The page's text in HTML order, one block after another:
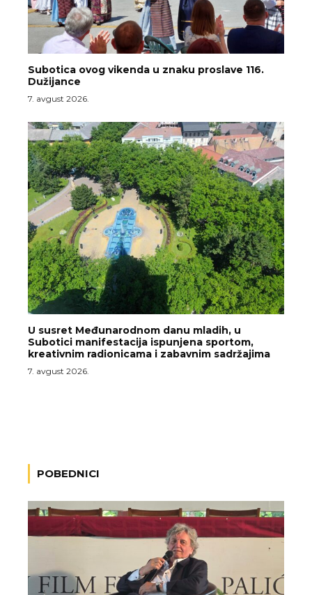
Subotica ovog vikenda u znaku proslave 116.
Dužijance
7. avgust 2026.
U susret Međunarodnom danu mladih, u
Subotici manifestacija ispunjena sportom,
kreativnim radionicama i zabavnim sadržajima
7. avgust 2026.
POBEDNICI